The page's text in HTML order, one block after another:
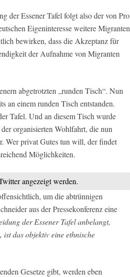
der Essener Tafel folgt also der von Pro
Eigeninteresse weitere Migranten
bewirken, dass die Akzeptanz für
der Aufnahme von Migranten
abgetrotzten „runden Tisch“. Nun
an einem runden Tisch entstanden.
Tafel. Und an diesem Tisch wurde
organisierten Wohlfahrt, die nun
Wer privat Gutes tun will, der findet
Möglichkeiten.
angezeigt werden.
um die abtrünnigen
aus der Pressekonferenz eine
der Essener Tafel anbelangt,
das objektiv eine ethnische
Gesetze gibt, werden eben